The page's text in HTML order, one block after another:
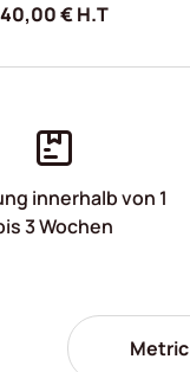
40,00€H.T
innerhalb von 1
3 Wochen
Metric